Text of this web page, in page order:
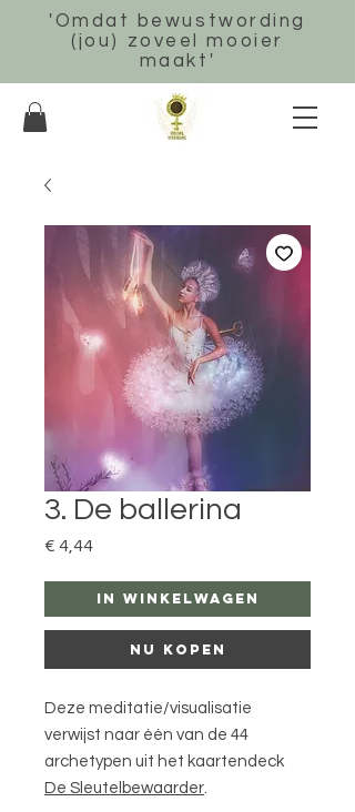
'Omdat bewustwording
(jou) zoveel mooier
maakt'
3. De ballerina
€ 4,44Prijs
In winkelwagen
Nu kopen
Deze meditatie/visualisatie
verwijst naar één van de 44
archetypen uit het kaartendeck
De Sleutelbewaarder.